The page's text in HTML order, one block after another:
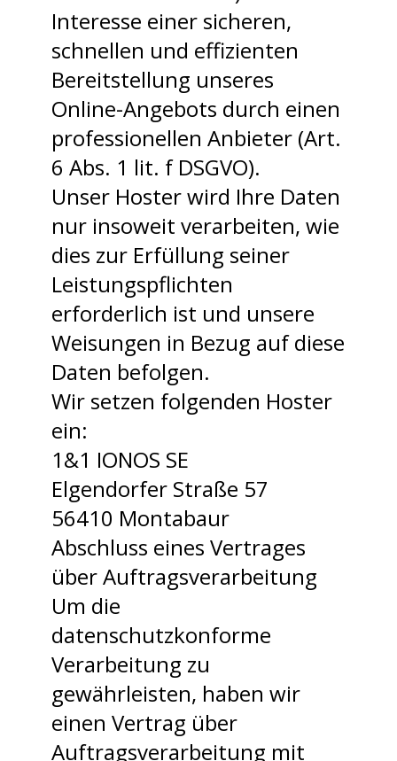
Interesse einer sicheren,
schnellen und effizienten
Bereitstellung unseres
Online-Angebots durch einen
professionellen Anbieter (Art.
6 Abs. 1 lit. f DSGVO).
Unser Hoster wird Ihre Daten
nur insoweit verarbeiten, wie
dies zur Erfüllung seiner
Leistungspflichten
erforderlich ist und unsere
Weisungen in Bezug auf diese
Daten befolgen.
Wir setzen folgenden Hoster
ein:
1&1 IONOS SE
Elgendorfer Straße 57
56410 Montabaur
Abschluss eines Vertrages
über Auftragsverarbeitung
Um die
datenschutzkonforme
Verarbeitung zu
gewährleisten, haben wir
einen Vertrag über
Auftragsverarbeitung mit